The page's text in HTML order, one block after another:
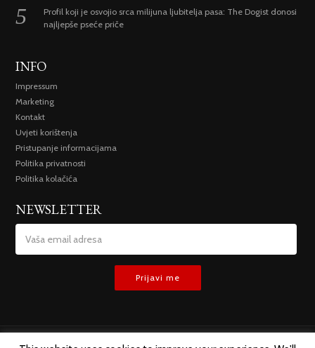
Profil koji je osvojio srca milijuna ljubitelja pasa: The Dogist donosi
najljepše pseće priče
INFO
Impressum
Marketing
Kontakt
Uvjeti korištenja
Pristupanje informacijama
Politika privatnosti
Politika kolačića
NEWSLETTER